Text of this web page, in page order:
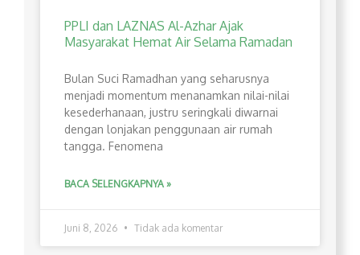
PPLI dan LAZNAS Al-Azhar Ajak
Masyarakat Hemat Air Selama Ramadan
Bulan Suci Ramadhan yang seharusnya
menjadi momentum menanamkan nilai-nilai
kesederhanaan, justru seringkali diwarnai
dengan lonjakan penggunaan air rumah
tangga. Fenomena
BACA SELENGKAPNYA »
Juni 8, 2026 Tidak ada komentar